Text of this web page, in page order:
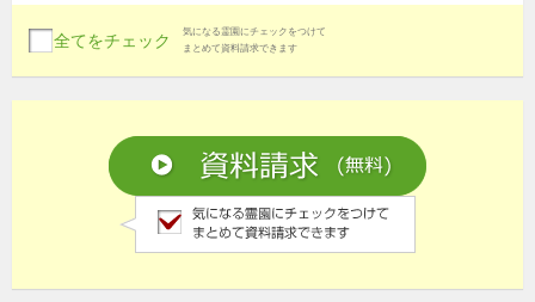
全てをチェック
気になる霊園にチェックをつけて
まとめて資料請求できます